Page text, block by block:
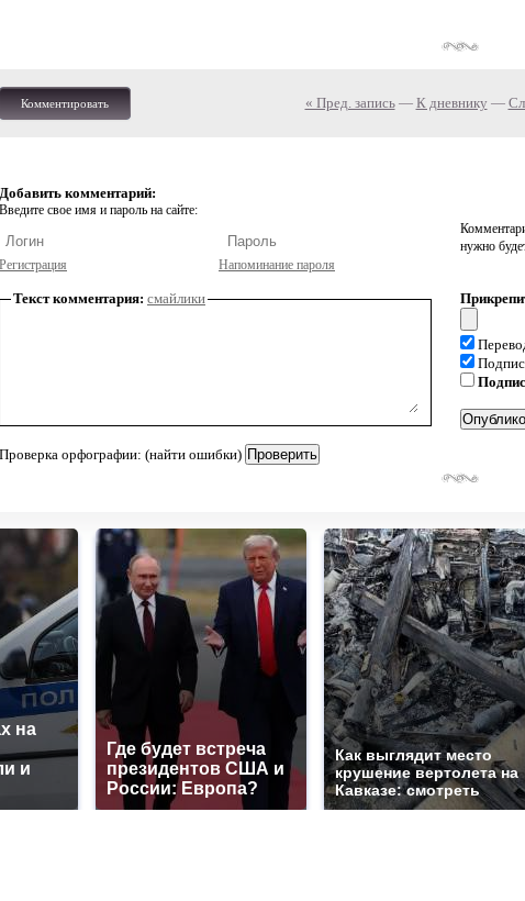
Комментировать « Пред. запись— К дневнику —
Добавить комментарий:
Введите свое имя и пароль на сайте:
Регистрация Напоминание пароля
нужно
Текст комментария: смайлики
Проверка орфографии: (найти ошибки)
на
и
Где будет встреча
президентов США и
России: Европа?
Как выглядит место
крушение вертолета на
Кавказе: смотреть